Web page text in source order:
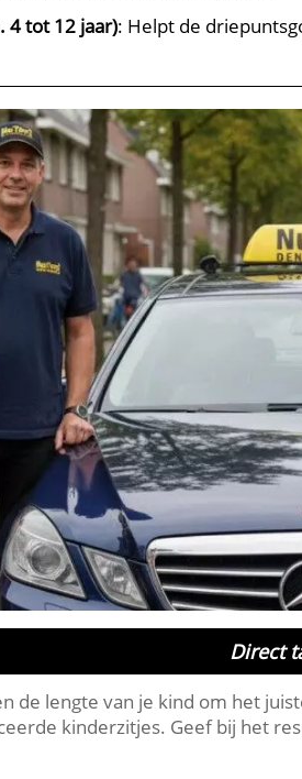
4 tot 12 jaar): Helpt de
Direct
de lengte van je kind om het
kinderzitjes. Geef bij het